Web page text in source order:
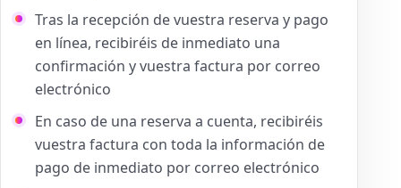
Tras la recepción de vuestra reserva y pago
en línea, recibiréis de inmediato una
confirmación y vuestra factura por correo
electrónico
En caso de una reserva a cuenta, recibiréis
vuestra factura con toda la información de
pago de inmediato por correo electrónico